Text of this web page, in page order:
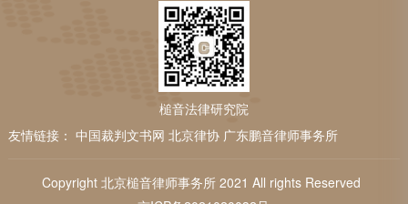
槌音法律研究院
友情链接： 中国裁判文书网 北京律协 广东鹏音律师事务所
Copyright 北京槌音律师事务所 2021 All rights Reserved